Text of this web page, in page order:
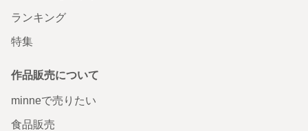
ランキング
特集
作品販売について
minneで売りたい
食品販売